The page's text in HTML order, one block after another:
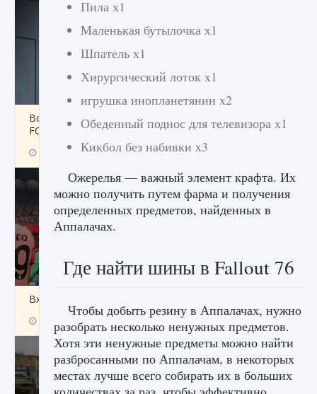
Все новые функции в режиме карьеры EA
FC 25
9 августа 2024 2 096 0
Входят ли «Милан» и «Интер» в EA FC 25
9 августа 2024 2 064
Пила х1
Маленькая бутылочка x1
Шпатель х1
Хирургический лоток x1
игрушка инопланетянин x2
Обеденный поднос для телевизора x1
Кикбол без набивки x3
Ожерелья — важный элемент крафта. Их
можно получить путем фарма и получения
определенных предметов, найденных в
Аппалачах.
Где найти шины в Fallout 76
Чтобы добыть резину в Аппалачах, нужно
разобрать несколько ненужных предметов.
Хотя эти ненужные предметы можно найти
разбросанными по Аппалачам, в некоторых
местах лучше всего собирать их в больших